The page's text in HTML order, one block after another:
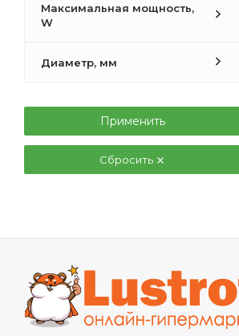
Максимальная мощность,
W
Диаметр, мм
Применить
Сбросить